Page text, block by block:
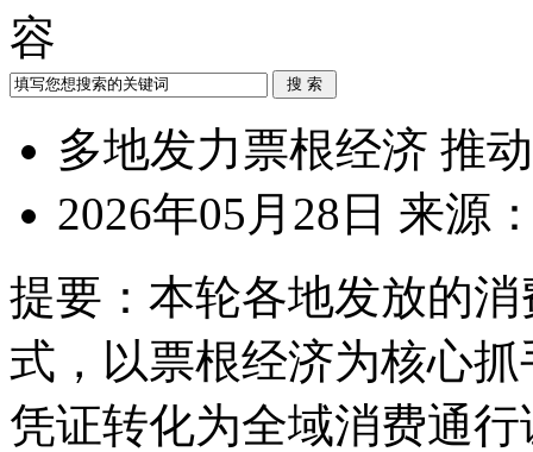
容
多地发力票根经济 推
2026年05月28日 来源
提要： 本轮各地发放的
式，以票根经济为核心
凭证转化为全域消费通